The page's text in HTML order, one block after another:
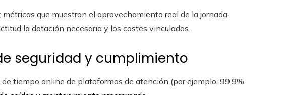
: métricas que muestran el aprovechamiento real de la jornada
la dotación necesaria y los costes vinculados.
seguridad y cumplimiento
de tiempo online de plataformas de atención (por ejemplo, 99,9%